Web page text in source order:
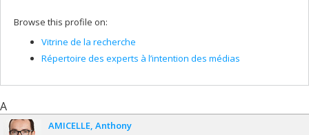
Browse this profile on:
Vitrine de la recherche
Répertoire des experts à l’intention des médias
A
AMICELLE Anthony